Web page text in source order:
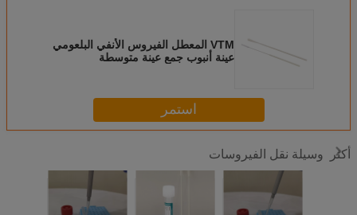
VTM المعطل الفيروس الأنفي البلعومي
عينة أنبوب جمع عينة متوسطة
استمر
أكثر وسيلة نقل الفيروسات